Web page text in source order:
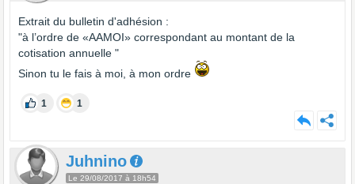
Extrait du bulletin d'adhésion :
"à l’ordre de «AAMOI» correspondant au montant de la
cotisation annuelle "
Sinon tu le fais à moi, à mon ordre
1 1
Juhnino
Le 29/08/2017 à 18h54